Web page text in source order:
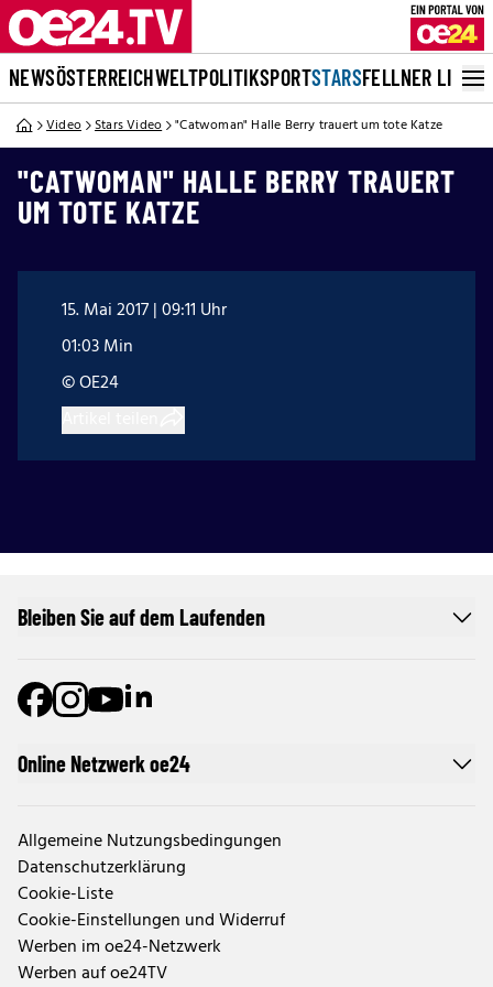
NEWSÖSTERREICHWELTPOLITIKSPORTSTARSFELLNER LIVE
Video Stars Video "Catwoman" Halle Berry trauert um tote Katze
"CATWOMAN" HALLE BERRY TRAUERT
UM TOTE KATZE
15. Mai 2017 | 09:11 Uhr
01:03 Min
© OE24
Online Netzwerk oe24
Allgemeine Nutzungsbedingungen
Datenschutzerklärung
Cookie-Liste
Cookie-Einstellungen und Widerruf
Werben im oe24-Netzwerk
Werben auf oe24TV
Bleiben Sie auf dem Laufenden